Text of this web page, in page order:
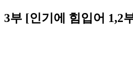
3부 [인기에 힘입어 1,2